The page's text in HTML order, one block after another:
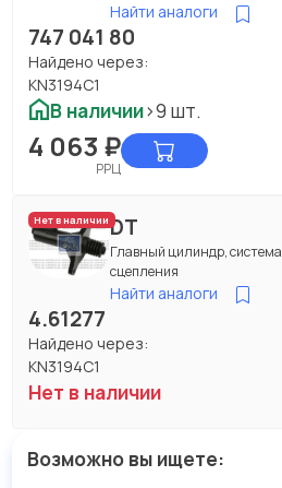
Найти аналоги
747 041 80
Найдено через:
KN3194C1
В наличии>9 шт.
4 063 ₽
РРЦ
Нет в наличииDT
Главный цилиндр, система
сцепления
Найти аналоги
4.61277
Найдено через:
KN3194C1
Нет в наличии
Возможно вы ищете: